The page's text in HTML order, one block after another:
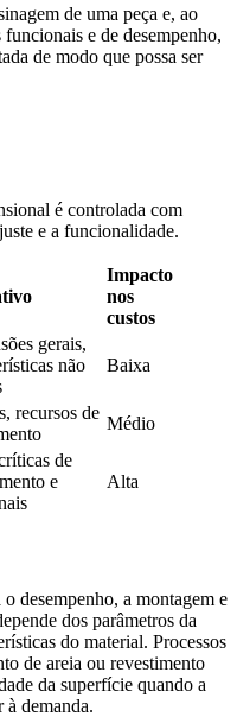
de uma peça e, ao
funcionais e de desempenho,
de modo que possa ser
é controlada com
e a funcionalidade.
Impacto
nos
custos
gerais,
não
Baixa
recursos de
Médio
de
e
Alta
desempenho, a montagem e
dos parâmetros da
do material. Processos
de areia ou revestimento
da superfície quando a
à demanda.